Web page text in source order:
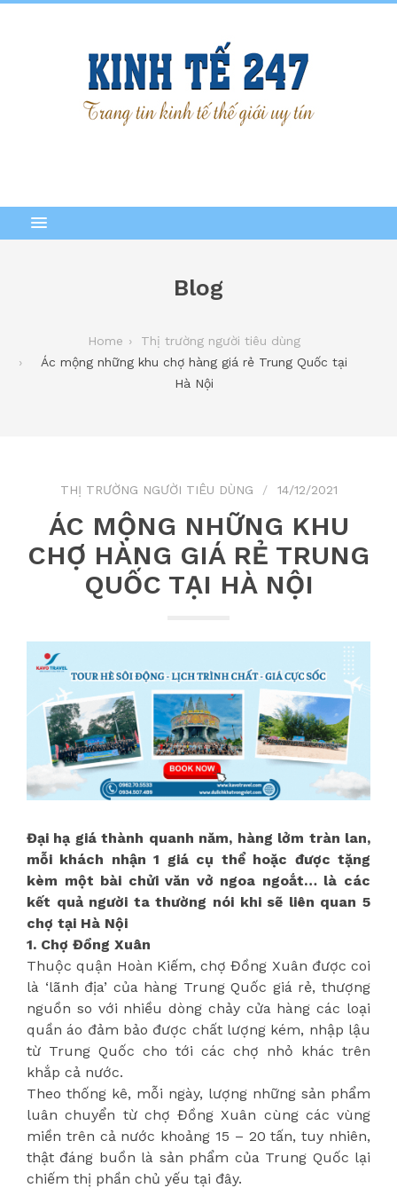
Blog
Home
Thị trường người tiêu dùng
Ác mộng những khu chợ hàng giá rẻ Trung Quốc tại
Hà Nội
THỊ TRƯỜNG NGƯỜI TIÊU DÙNG 14/12/2021
ÁC MỘNG NHỮNG KHU
CHỢ HÀNG GIÁ RẺ TRUNG
QUỐC TẠI HÀ NỘI
Đại hạ giá thành quanh năm, hàng lởm tràn lan,
mỗi khách nhận 1 giá cụ thể hoặc được tặng
kèm một bài chửi văn vở ngoa ngoắt… là các
kết quả người ta thường nói khi sẽ liên quan 5
chợ tại Hà Nội
1. Chợ Đồng Xuân
Thuộc quận Hoàn Kiếm, chợ Đồng Xuân được coi
là ‘lãnh địa’ của hàng Trung Quốc giá rẻ, thượng
nguồn so với nhiều dòng chảy cửa hàng các loại
quần áo đảm bảo được chất lượng kém, nhập lậu
từ Trung Quốc cho tới các chợ nhỏ khác trên
khắp cả nước.
Theo thống kê, mỗi ngày, lượng những sản phẩm
luân chuyển từ chợ Đồng Xuân cùng các vùng
miền trên cả nước khoảng 15 – 20 tấn, tuy nhiên,
thật đáng buồn là sản phẩm của Trung Quốc lại
chiếm thị phần chủ yếu tại đây.